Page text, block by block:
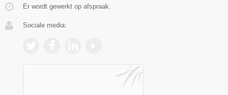
Er wordt gewerkt op afspraak.
Sociale media: